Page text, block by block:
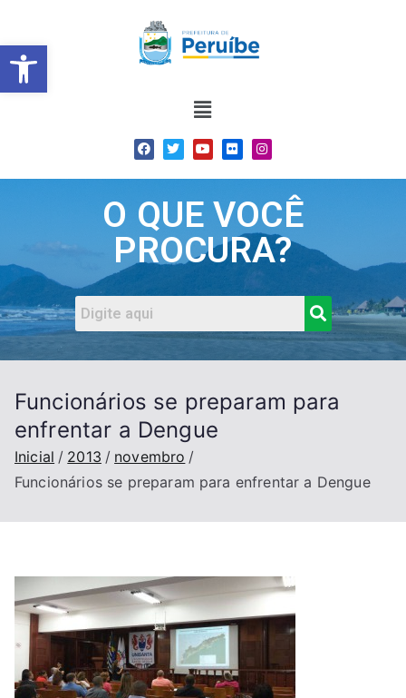
Barra de Ferramentas
O QUE VOCÊ
PROCURA?
Funcionários se preparam para
enfrentar a Dengue
Inicial 2013
novembro
Funcionários se preparam para enfrentar a Dengue